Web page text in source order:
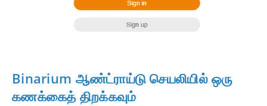
Binarium ஆண்ட்ராய்டு செயலியில் ஒரு
கணக்கைத் திறக்கவும்